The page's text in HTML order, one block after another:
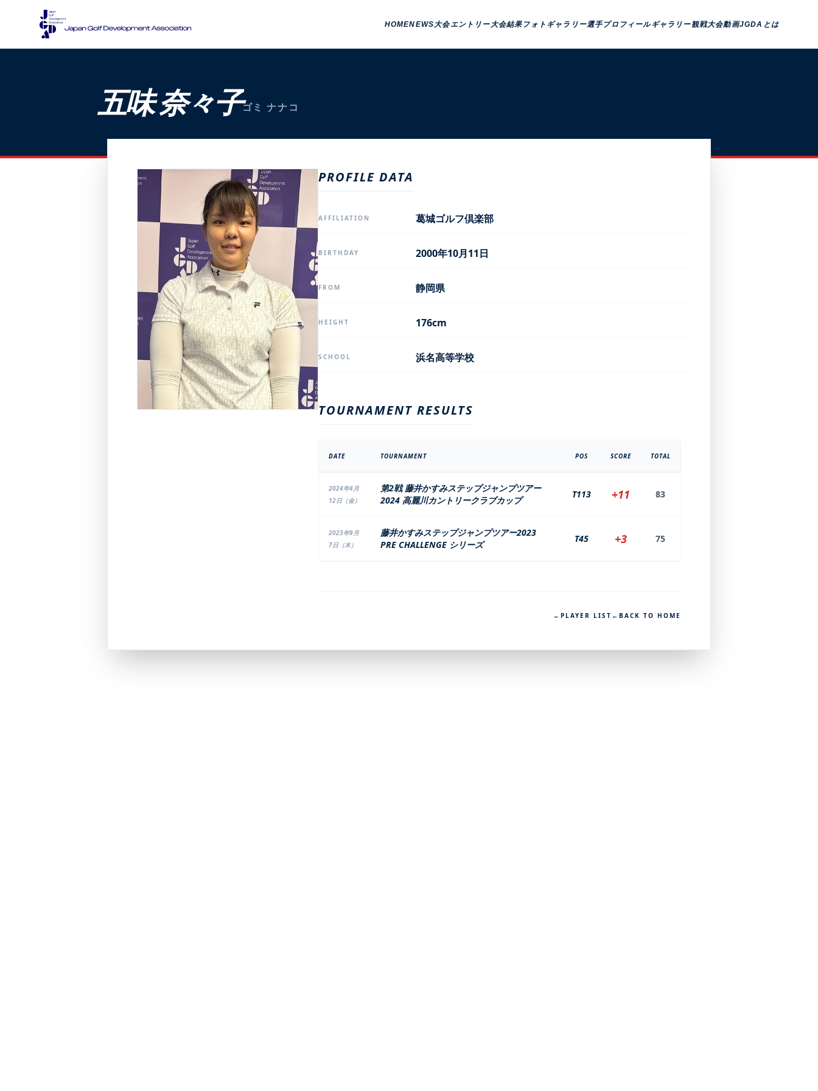
HOMENEWS 大会エントリー 大会結果 フォトギャラリー選手プロフィールギャラリー観戦大会動画JGDAとは
五味 奈々子ゴミ ナナコ
PROFILE DATA
AFFILIATION 葛城ゴルフ倶楽部
BIRTHDAY 2000年10月11日
FROM 静岡県
HEIGHT 176cm
SCHOOL 浜名高等学校
TOURNAMENT RESULTS
DATE TOURNAMENT POS SCORE TOTAL
2024年4月
12日（金）
第2戦 藤井かすみステップジャンプツアー
2024 高麗川カントリークラブカップ
T113 +11 83
2023年9月
7日（木）
藤井かすみステップジャンプツアー2023
PRE CHALLENGE シリーズ
T45 +3 75
← PLAYER LIST ← BACK TO HOME